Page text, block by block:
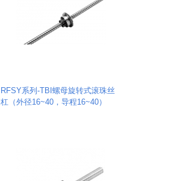
RFSY系列-TBI螺母旋转式滚珠丝
杠（外径16~40，导程16~40）